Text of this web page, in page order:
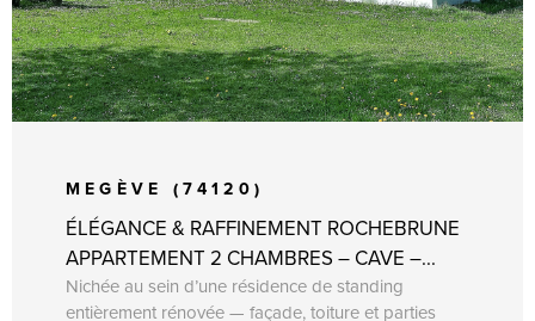
MEGÈVE (74120)
ÉLÉGANCE & RAFFINEMENT ROCHEBRUNE
APPARTEMENT 2 CHAMBRES – CAVE –...
Nichée au sein d’une résidence de standing
entièrement rénovée — façade, toiture et parties